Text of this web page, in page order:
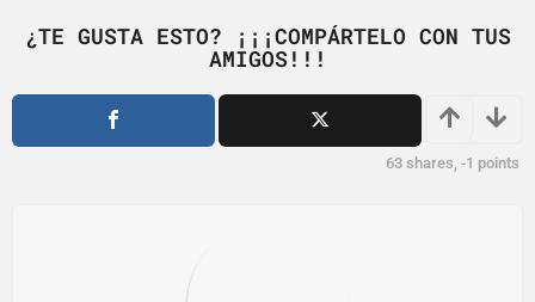
o
¿TE GUSTA ESTO? ¡¡¡COMPÁRTELO CON TUS
AMIGOS!!!
63 shares, -1 points